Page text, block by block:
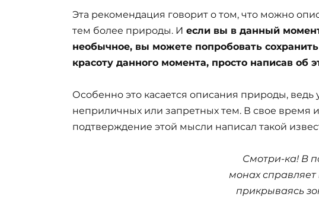
Эта рекомендация говорит о том, что можно
тем более природы. И если вы в данный
необычное, вы можете попробовать
красоту данного момента, просто написав об
Особенно это касается описания природы, ведь
неприличных или запретных тем. В свое время
подтверждение этой мысли написал такой
Смотри-ка! В
монах справляет
прикрываясь